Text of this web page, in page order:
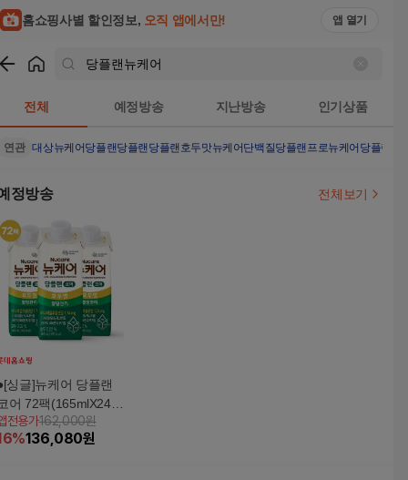
홈쇼핑사별 할인정보, 오직 앱에서만! 앱 열기
전체 예정방송 지난방송 인기상품
연관 대상뉴케어당플랜당플랜 당플랜호두맛뉴케어단백질 당플랜프로뉴케어당플랜호
정방송 전체보기
싱글]뉴케어 당플랜
어 72팩(165mlX24팩
박스)
전용가162,000원
%136,080원